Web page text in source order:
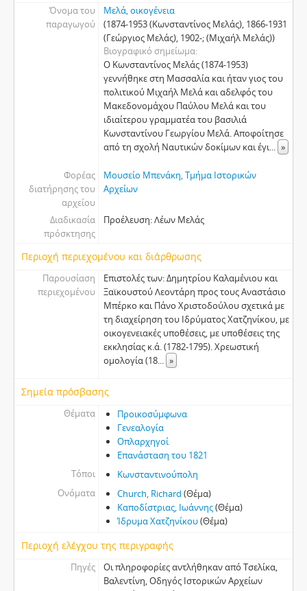
Όνομα του
παραγωγού
Μελά, οικογένεια
(1874-1953 (Κωνσταντίνος Μελάς), 1866-1931
(Γεώργιος Μελάς), 1902-; (Μιχαήλ Μελάς))
Βιογραφικό σημείωμα
Ο Κωνσταντίνος Μελάς (1874-1953)
γεννήθηκε στη Μασσαλία και ήταν γιος του
πολιτικού Μιχαήλ Μελά και αδελφός του
Μακεδονομάχου Παύλου Μελά και του
ιδιαίτερου γραμματέα του βασιλιά
Κωνσταντίνου Γεωργίου Μελά. Αποφοίτησε
από τη σχολή Ναυτικών δοκίμων και έγι... »
Φορέας
διατήρησης του
αρχείου
Μουσείο Μπενάκη, Τμήμα Ιστορικών
Αρχείων
Διαδικασία
πρόσκτησης
Προέλευση: Λέων Μελάς
Περιοχή περιεχομένου και διάρθρωσης
Παρουσίαση
περιεχομένου
Επιστολές των: Δημητρίου Καλαμένιου και
Ξαϊκουστού Λεοντάρη προς τους Αναστάσιο
Μπέρκο και Πάνο Χριστοδούλου σχετικά με
τη διαχείρηση του Ιδρύματος Χατζηνίκου, με
οικογενειακές υποθέσεις, με υποθέσεις της
εκκλησίας κ.ά. (1782-1795). Χρεωστική
ομολογία (18... »
Σημεία πρόσβασης
Θέματα
Προικοσύμφωνα
Γενεαλογία
Οπλαρχηγοί
Επανάσταση του 1821
Τόποι
Κωνσταντινούπολη
Ονόματα
Church, Richard (Θέμα)
Καποδίστριας, Ιωάννης(Θέμα)
Ίδρυμα Χατζηνίκου(Θέμα)
Περιοχή ελέγχου της περιγραφής
Πηγές
Οι πληροφορίες αντλήθηκαν από Τσελίκα,
Βαλεντίνη, Οδηγός Ιστορικών Αρχείων